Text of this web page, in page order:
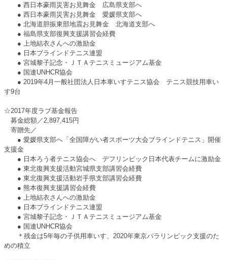
● 西日本豪雨災害お見舞金 広島県支部へ
● 西日本豪雨災害お見舞金 愛媛県支部へ
● 北海道胆振東部地震お見舞金 北海道支部へ
● 福島県支部復興支援講習会経費
● 上地結衣さんへの激励金
● 日本ブラインドテニス連盟
● 宮城黎子記念・ＪＴＡテニスミュージアム基金
● 国連UNHCR協会
● 2019年4月一般社団法人日本車いすテニス協会 テニス競技用車い
す9台
☆2017年度ラブ基金報告
募金総額／2,897,415円
寄贈先／
● 愛媛県支部へ「全国障がい者スポーツ大会ブラインドテニス」開催
支援金
● 日本ろう者テニス協会へ デフリンピック日本代表チームに激励金
● 東北復興支援活動宮城県支部講習会経費
● 東北復興支援活動岩手県支部講習会経費
● 熊本復興支援講習会経費
● 上地結衣さんへの激励金
● 日本ブラインドテニス連盟
● 宮城黎子記念・ＪＴＡテニスミュージアム基金
● 国連UNHCR協会
＊残金は5年毎の子供用車いす、2020年東京パラリンピック支援のた
めの積立